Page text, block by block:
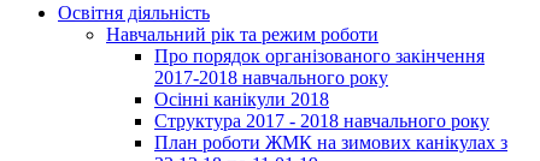
Освітня діяльність
Навчальний рік та режим роботи
Про порядок організованого закінчення
2017-2018 навчального року
Осінні канікули 2018
Структура 2017 - 2018 навчального року
План роботи ЖМК на зимових канікулах з